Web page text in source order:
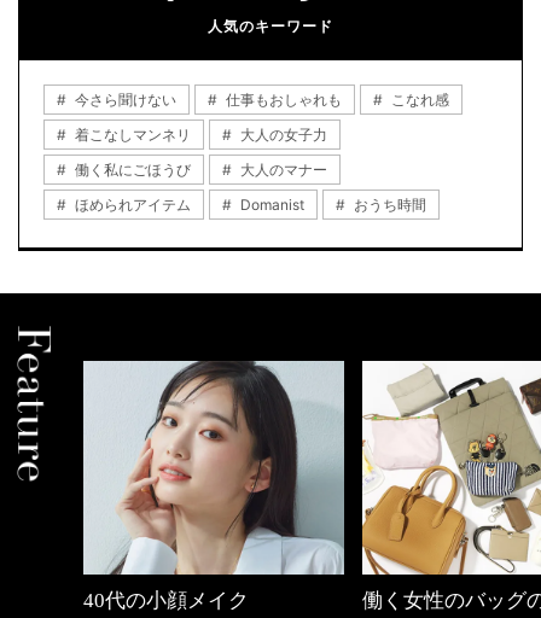
人気のキーワード
今さら聞けない 仕事もおしゃれも
こなれ感
着こなしマンネリ
大人の女子力
働く私にごほうび
大人のマナー
ほめられアイテム
Domanist おうち時間
働く女性のバッグの中身
心地よくいられる